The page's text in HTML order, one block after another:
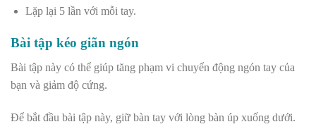
Lặp lại 5 lần với mỗi tay.
Bài tập kéo giãn ngón
Bài tập này có thể giúp tăng phạm vi chuyển động ngón tay của
bạn và giảm độ cứng.
Để bắt đầu bài tập này, giữ bàn tay với lòng bàn úp xuống dưới.